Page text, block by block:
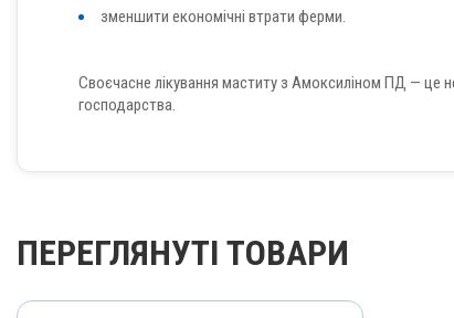
зменшити економічні втрати ферми.
Своєчасне лікування маститу з Амоксиліном ПД — це
господарства.
ПЕРЕГЛЯНУТІ ТОВАРИ